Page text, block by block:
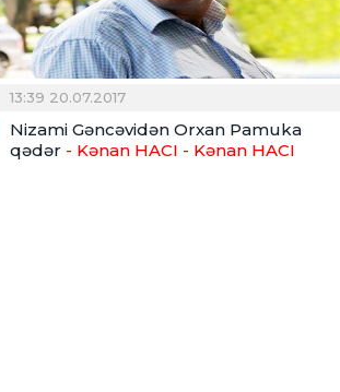
13:39 20.07.2017
Nizami Gəncəvidən Orxan Pamuka
qədər - Kənan HACI - Kənan HACI